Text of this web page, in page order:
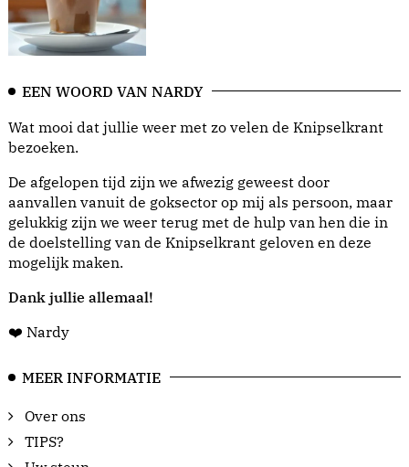
EEN WOORD VAN NARDY
Wat mooi dat jullie weer met zo velen de Knipselkrant
bezoeken.
De afgelopen tijd zijn we afwezig geweest door
aanvallen vanuit de goksector op mij als persoon, maar
gelukkig zijn we weer terug met de hulp van hen die in
de doelstelling van de Knipselkrant geloven en deze
mogelijk maken.
Dank jullie allemaal!
❤️ Nardy
MEER INFORMATIE
Over ons
TIPS?